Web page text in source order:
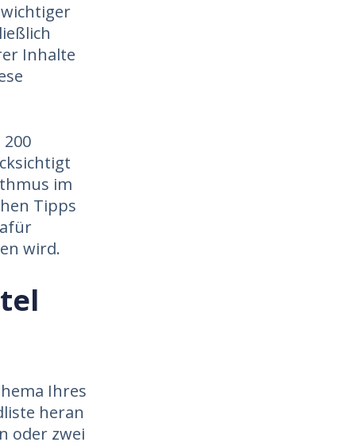
Inhalte
im
Tipps
wird.
Ihres
heran
oder zwei